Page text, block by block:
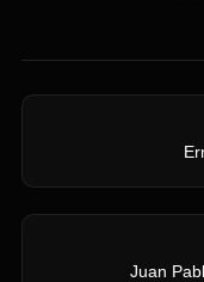
Juan